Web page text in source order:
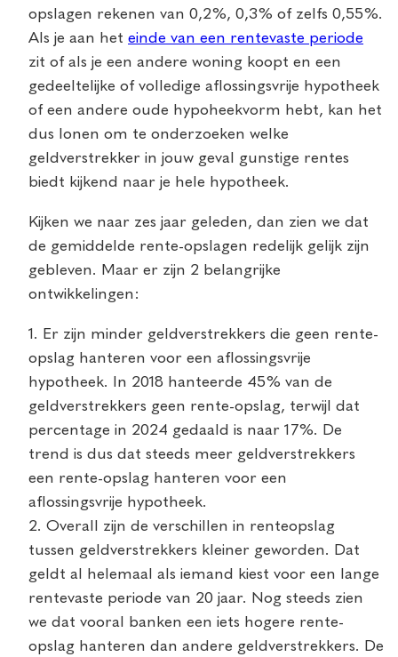
opslagen rekenen van 0,2%, 0,3% of zelfs 0,55%.
Als je aan het einde van een rentevaste periode
zit of als je een andere woning koopt en een
gedeeltelijke of volledige aflossingsvrije hypotheek
of een andere oude hypoheekvorm hebt, kan het
dus lonen om te onderzoeken welke
geldverstrekker in jouw geval gunstige rentes
biedt kijkend naar je hele hypotheek.
Kijken we naar zes jaar geleden, dan zien we dat
de gemiddelde rente-opslagen redelijk gelijk zijn
gebleven. Maar er zijn 2 belangrijke
ontwikkelingen:
1. Er zijn minder geldverstrekkers die geen rente-
opslag hanteren voor een aflossingsvrije
hypotheek. In 2018 hanteerde 45% van de
geldverstrekkers geen rente-opslag, terwijl dat
percentage in 2024 gedaald is naar 17%. De
trend is dus dat steeds meer geldverstrekkers
een rente-opslag hanteren voor een
aflossingsvrije hypotheek.
2. Overall zijn de verschillen in renteopslag
tussen geldverstrekkers kleiner geworden. Dat
geldt al helemaal als iemand kiest voor een lange
rentevaste periode van 20 jaar. Nog steeds zien
we dat vooral banken een iets hogere rente-
opslag hanteren dan andere geldverstrekkers. De